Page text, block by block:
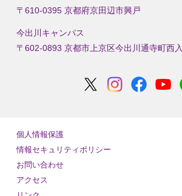
〒610-0395 京都府京田辺市興戸
今出川キャンパス
〒602-0893 京都市上京区今出川通寺町西入
個人情報保護
情報セキュリティポリシー
お問い合わせ
アクセス